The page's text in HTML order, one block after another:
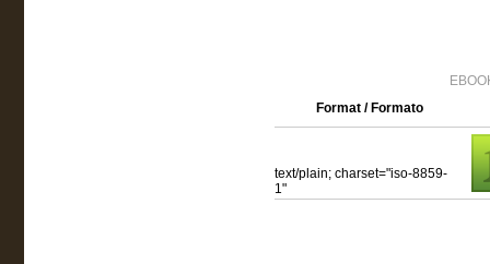
Format / Formato
text/plain; charset="iso-8859-
1"